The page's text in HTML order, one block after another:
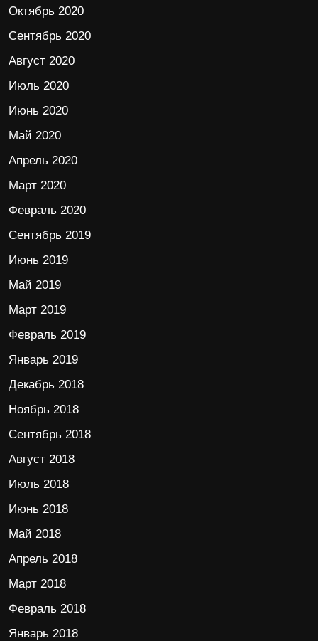
Октябрь 2020
Сентябрь 2020
Август 2020
Июль 2020
Июнь 2020
Май 2020
Апрель 2020
Март 2020
Февраль 2020
Сентябрь 2019
Июнь 2019
Май 2019
Март 2019
Февраль 2019
Январь 2019
Декабрь 2018
Ноябрь 2018
Сентябрь 2018
Август 2018
Июль 2018
Июнь 2018
Май 2018
Апрель 2018
Март 2018
Февраль 2018
Январь 2018